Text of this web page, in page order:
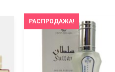
РАСПРОДАЖА!